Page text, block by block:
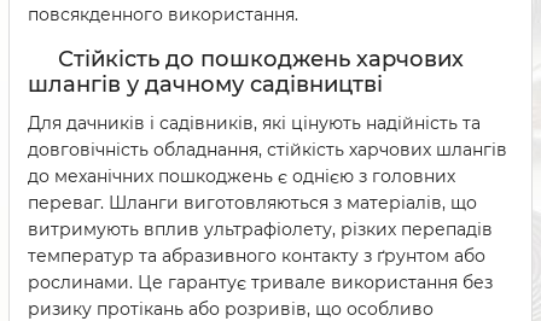
повсякденного використання.
Стійкість до пошкоджень харчових
шлангів у дачному садівництві
Для дачників і садівників, які цінують надійність та
довговічність обладнання, стійкість харчових шлангів
до механічних пошкоджень є однією з головних
переваг. Шланги виготовляються з матеріалів, що
витримують вплив ультрафіолету, різких перепадів
температур та абразивного контакту з ґрунтом або
рослинами. Це гарантує тривале використання без
ризику протікань або розривів, що особливо